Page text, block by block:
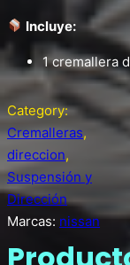
Incluye:
1 cremallera
Category:
Cremalleras
direccion
Suspensión y
Dirección
Marcas: nissan